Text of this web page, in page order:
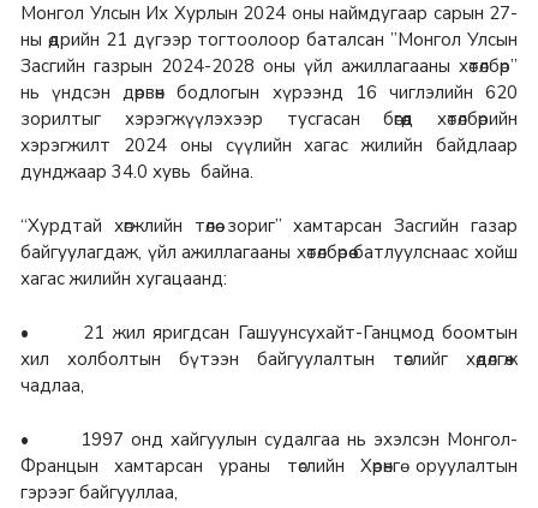
Монгол Улсын Их Хурлын 2024 оны наймдугаар сарын 27-
ны өдрийн 21 дүгээр тогтоолоор баталсан ’’Монгол Улсын
Засгийн газрын 2024-2028 оны үйл ажиллагааны хөтөлбөр’’
нь үндсэн дөрвөн бодлогын хүрээнд 16 чиглэлийн 620
зорилтыг хэрэгжүүлэхээр тусгасан бөгөөд хөтөлбөрийн
хэрэгжилт 2024 оны сүүлийн хагас жилийн байдлаар
дунджаар 34.0 хувь байна.
“Хурдтай хөгжлийн төлөө зориг” хамтарсан Засгийн газар
байгуулагдаж, үйл ажиллагааны хөтөлбөрөө батлуулснаас хойш
хагас жилийн хугацаанд:
• 21 жил яригдсан Гашуунсухайт-Ганцмод боомтын
хил холболтын бүтээн байгуулалтын төслийг хөдөлгөж
чадлаа,
• 1997 онд хайгуулын судалгаа нь эхэлсэн Монгол-
Францын хамтарсан ураны төслийн Хөрөнгө оруулалтын
гэрээг байгууллаа,